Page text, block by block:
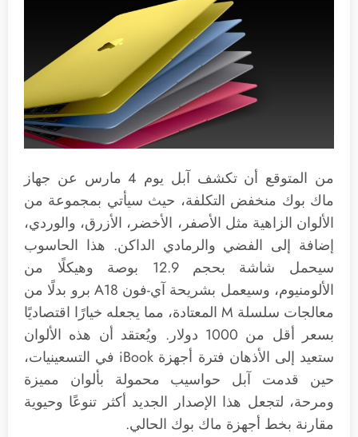
من المتوقع أن تكشف آبل يوم 4 مارس عن جهاز
ماك بوك منخفض التكلفة، حيث سيأتي بمجموعة من
الألوان الزاهية مثل الأصفر، الأخضر، الأزرق، والوردي،
إضافة إلى الفضي والرمادي الداكن. هذا الحاسوب
سيحمل شاشة بحجم 12.9 بوصة وهيكلًا من
الألومنيوم، وسيعمل بشريحة آي-فون A18 برو بدلًا من
معالجات سلسلة M المعتادة، مما يجعله خيارًا اقتصاديًا
بسعر أقل من 1000 دولار. ويُعتقد أن هذه الألوان
ستعيد إلى الأذهان فترة أجهزة iBook في التسعينيات،
حين قدمت آبل حواسيب محمولة بألوان مميزة
ومرحة، لتجعل هذا الإصدار الجديد أكثر تنوعًا وحيوية
مقارنة بخط أجهزة ماك بوك الحالي.